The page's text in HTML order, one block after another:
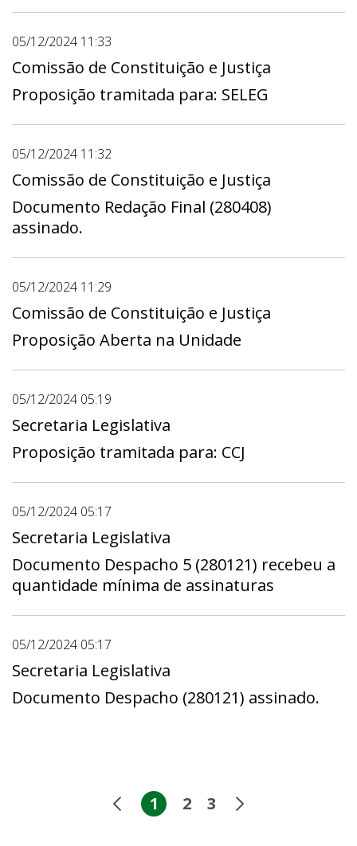
05/12/2024 11:33
Comissão de Constituição e Justiça
Proposição tramitada para: SELEG
05/12/2024 11:32
Comissão de Constituição e Justiça
Documento Redação Final (280408)
assinado.
05/12/2024 11:29
Comissão de Constituição e Justiça
Proposição Aberta na Unidade
05/12/2024 05:19
Secretaria Legislativa
Proposição tramitada para: CCJ
05/12/2024 05:17
Secretaria Legislativa
Documento Despacho 5 (280121) recebeu a
quantidade mínima de assinaturas
05/12/2024 05:17
Secretaria Legislativa
Documento Despacho (280121) assinado.
1 2 3